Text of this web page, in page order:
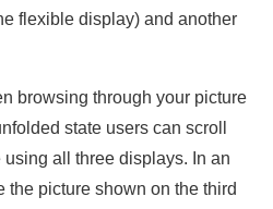
flexible display) and another
browsing through your picture
state users can scroll
all three displays. In an
the picture shown on the third